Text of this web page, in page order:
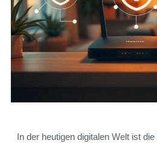
In der heutigen digitalen Welt ist die